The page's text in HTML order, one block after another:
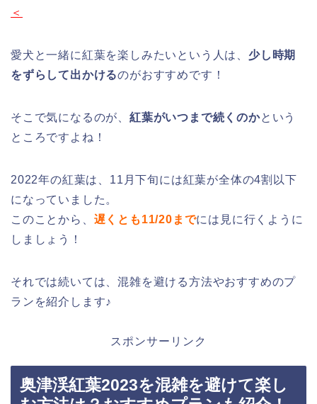
＜
愛犬と一緒に紅葉を楽しみたいという人は、 少し時期
をずらして出かけるのがおすすめです！
そこで気になるのが、 紅葉がいつまで続くのかという
ところですよね！
2022年の紅葉は、11月下旬には紅葉が全体の4割以下
になっていました。
このことから、 遅くとも11/20までには見に行くように
しましょう！
それでは続いては、混雑を避ける方法やおすすめのプ
ランを紹介します♪
スポンサーリンク
奥津渓紅葉2023を混雑を避けて楽し